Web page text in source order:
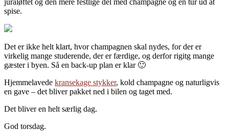
spise.
Det er ikke helt klart, hvor champagnen skal nydes, for der er
virkelig mange studerende, der er færdige, og derfor rigitg mange
gæster i byen. Så en back-up plan er klar 🙂
Hjemmelavede kransekage stykker, kold champagne og naturligvis
en gave – det bliver pakket ned i bilen og taget med.
Det bliver en helt særlig dag.
God torsdag.